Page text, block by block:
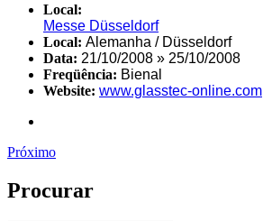
Local:
Messe Düsseldorf
Local: Alemanha / Düsseldorf
Data: 21/10/2008 » 25/10/2008
Freqüência: Bienal
Website: www.glasstec-online.com
Próximo
Procurar